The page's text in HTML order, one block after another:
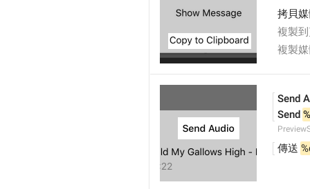
拷貝
複製
複製
Send
Send
傳送